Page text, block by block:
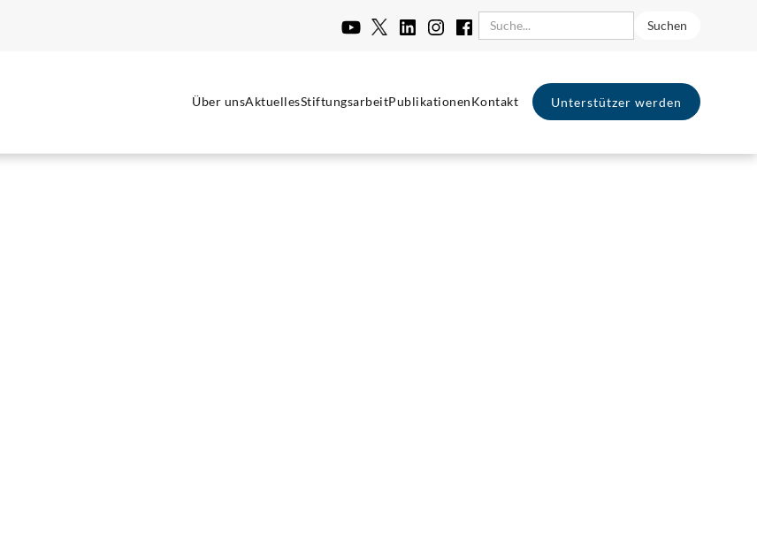
Über unsAktuellesStiftungsarbeitPublikationenKontakt Unterstützer werden